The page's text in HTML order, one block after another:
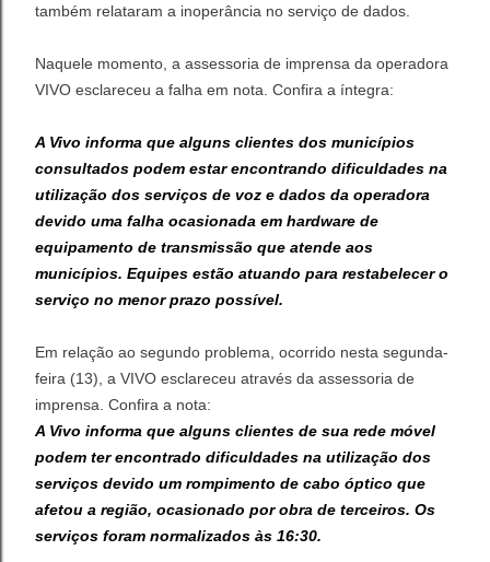
também relataram a inoperância no serviço de dados.
Naquele momento, a assessoria de imprensa da operadora
VIVO esclareceu a falha em nota. Confira a íntegra:
A Vivo informa que alguns clientes dos municípios
consultados podem estar encontrando dificuldades na
utilização dos serviços de voz e dados da operadora
devido uma falha ocasionada em hardware de
equipamento de transmissão que atende aos
municípios. Equipes estão atuando para restabelecer o
serviço no menor prazo possível.
Em relação ao segundo problema, ocorrido nesta segunda-
feira (13), a VIVO esclareceu através da assessoria de
imprensa. Confira a nota:
A Vivo informa que alguns clientes de sua rede móvel
podem ter encontrado dificuldades na utilização dos
serviços devido um rompimento de cabo óptico que
afetou a região, ocasionado por obra de terceiros. Os
serviços foram normalizados às 16:30.